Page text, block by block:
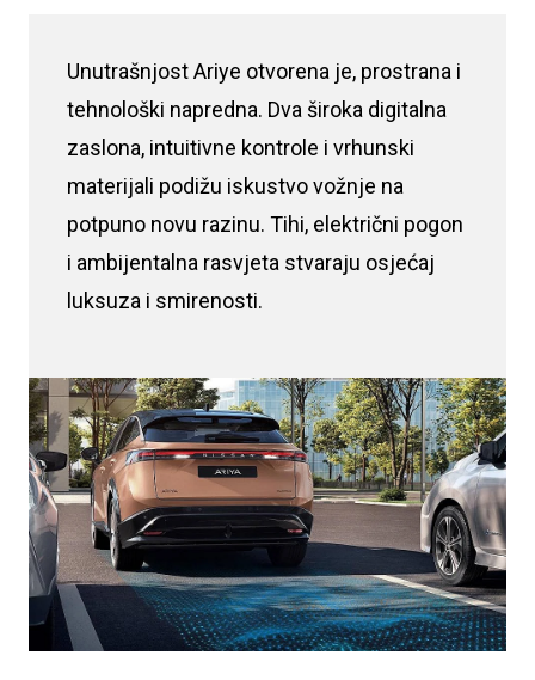
Unutrašnjost Ariye otvorena je, prostrana i
tehnološki napredna. Dva široka digitalna
zaslona, intuitivne kontrole i vrhunski
materijali podižu iskustvo vožnje na
potpuno novu razinu. Tihi, električni pogon
i ambijentalna rasvjeta stvaraju osjećaj
luksuza i smirenosti.